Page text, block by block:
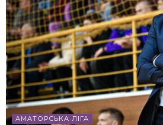
АМАТОРСЬКА ЛІГА